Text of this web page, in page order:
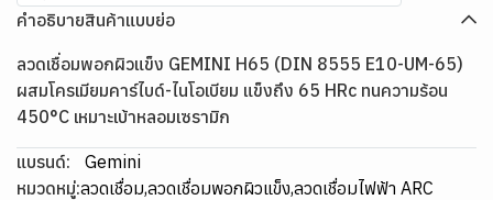
คำอธิบายสินค้าแบบย่อ
ลวดเชื่อมพอกผิวแข็ง GEMINI H65 (DIN 8555 E10-UM-65)
ผสมโครเมียมคาร์ไบด์-ไนโอเบียม แข็งถึง 65 HRc ทนความร้อน
450°C เหมาะเบ้าหลอมเซรามิก
แบรนด์:
Gemini
หมวดหมู่:ลวดเชื่อม,ลวดเชื่อมพอกผิวแข็ง,ลวดเชื่อมไฟฟ้า ARC